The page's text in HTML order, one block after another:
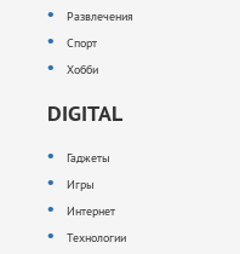
Развлечения
Спорт
Хобби
DIGITAL
Гаджеты
Игры
Интернет
Технологии